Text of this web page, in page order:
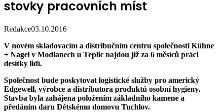
stovky pracovních míst
Redakce03.10.2016
V novém skladovacím a distribučním centru společnosti Kühne
+ Nagel v Modlanech u Teplic najdou již za 6 měsíců práci
desítky lidí.
Společnost bude poskytovat logistické služby pro americký
Edgewell, výrobce a distributora produktů osobní hygieny.
Stavba byla zahájena položením základního kamene a
předáním daru Dětskému domovu Tuchlov.